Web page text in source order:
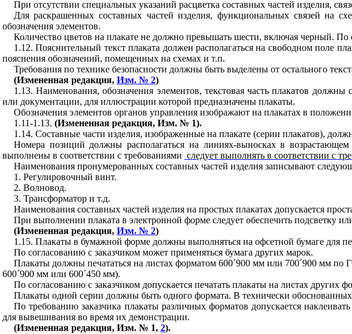
При отсутствии специальных указаний расцветка составных частей изделия,
Для раскрашенных составных частей изделия, функциональных связей на
обозначения элементов.
Количество цветов на плакате не должно превышать шести, включая черный. По
1.12. Пояснительный текст плаката должен располагаться на свободном поле
пояснения обозначений, помещенных на схемах и т.п.
Требования по технике безопасности должны быть выделены от остального
(Измененная редакция, Изм. № 2)
1.13. Наименования, обозначения элементов, текстовая часть плакатов
или документации, для иллюстрации которой предназначены плакаты.
Обозначения элементов органов управления изображают на плакатах в
1.11-1.13. (Измененная редакция, Изм. № 1).
1.14. Составные части изделия, изображенные на плакате (серии плакатов),
Номера позиций должны располагаться на линиях-выносках в
выполнены в соответствии с требованиями следует выполнять в соответствии с
Наименования пронумерованных составных частей изделия записывают
1 . Регулировочный винт.
2. Волновод.
3. Трансформатор и т.д.
Наименования составных частей изделия на простых плакатах допускается
При выполнении плаката в электронной форме следует обеспечить подсветку
(Измененная редакция, Изм. № 2)
1.15. Плакаты в бумажной форме должны выполняться на офсетной бумаге
По согласованию с заказчиком может применяться бумага других марок.
Плакаты должны печататься на листах форматом 600´900 мм или 700´900 мм по
600´900 мм или 600´450 мм).
По согласованию с заказчиком допускается печатать плакаты на листах других
Плакаты одной серии должны быть одного формата. В технически
По требованию заказчика плакаты различных форматов допускается
для вывешивания во время их демонстрации.
(Измененная редакция, Изм. № 1, 2).